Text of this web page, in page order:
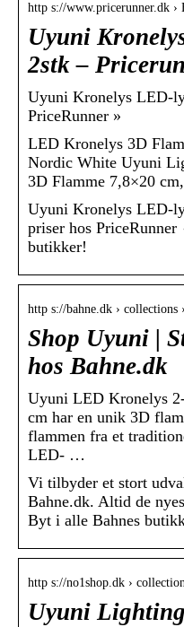
http s://www.pricerunner.dk ›
Uyuni
2stk –
Uyuni Kronelys LED-
PriceRunner »
LED Kronelys 3D
Nordic White Uyuni
3D Flamme 7,8×20
Uyuni Kronelys LED-
priser hos
butikker!
http s://bahne.dk › collections
Shop Uyuni |
hos Bahne.dk
Uyuni LED Kronelys
cm har en unik 3D
flammen fra et
LED- …
Vi tilbyder et stort
Bahne.dk. Altid de
Byt i alle Bahnes
http s://no1shop.dk ›
Uyuni